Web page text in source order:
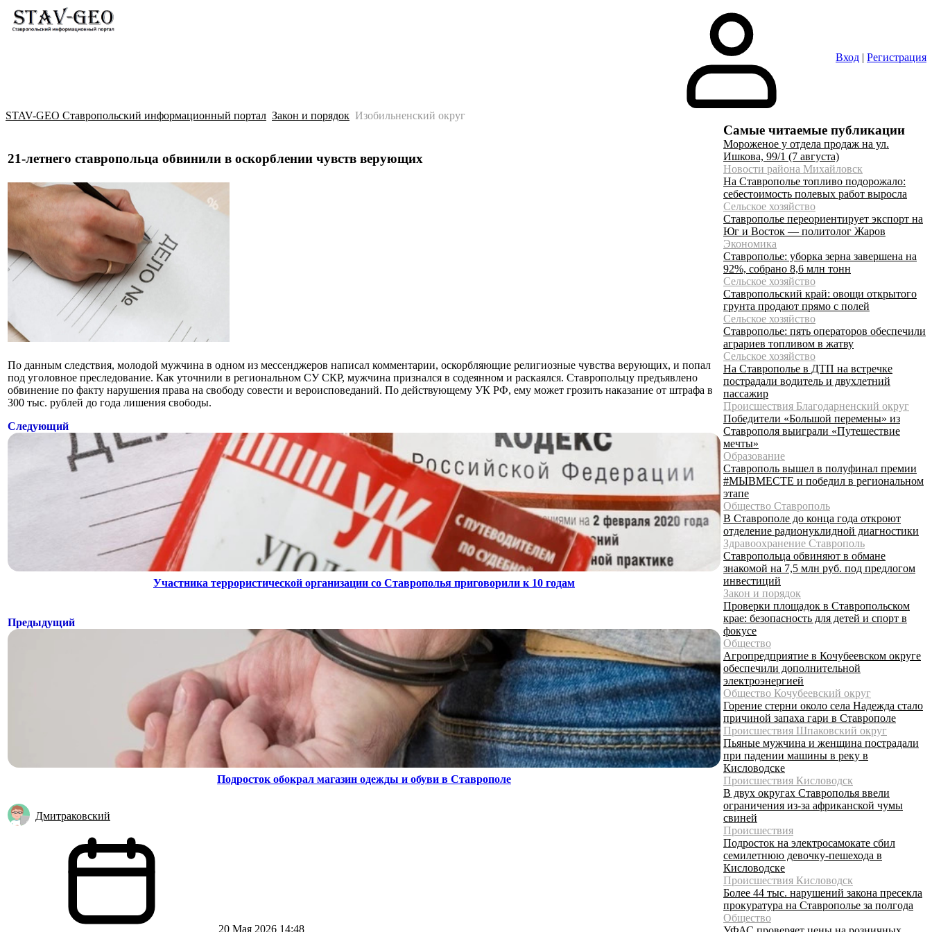
Вход | Регистрация
STAV-GEO Ставропольский информационный портал Закон и порядок Изобильненский округ
21-летнего ставропольца обвинили в оскорблении чувств верующих
По данным следствия, молодой мужчина в одном из мессенджеров написал комментарии, оскорбляющие религиозные чувства верующих, и попал
под уголовное преследование. Как уточнили в региональном СУ СКР, мужчина признался в содеянном и раскаялся. Ставропольцу предъявлено
обвинение по факту нарушения права на свободу совести и вероисповеданий. По действующему УК РФ, ему может грозить наказание от штрафа в
300 тыс. рублей до года лишения свободы.
Следующий
Участника террористической организации со Ставрополья приговорили к 10 годам
Предыдущий
Подросток обокрал магазин одежды и обуви в Ставрополе
Дмитраковский
20 Мая 2026 14:48
Самые читаемые публикации
Мороженое у отдела продаж на ул.
Ишкова, 99/1 (7 августа)
Новости района Михайловск
На Ставрополье топливо подорожало:
себестоимость полевых работ выросла
Сельское хозяйство
Ставрополье переориентирует экспорт на
Юг и Восток — политолог Жаров
Экономика
Ставрополье: уборка зерна завершена на
92%, собрано 8,6 млн тонн
Сельское хозяйство
Ставропольский край: овощи открытого
грунта продают прямо с полей
Сельское хозяйство
Ставрополье: пять операторов обеспечили
аграриев топливом в жатву
Сельское хозяйство
На Ставрополье в ДТП на встречке
пострадали водитель и двухлетний
пассажир
Происшествия Благодарненский округ
Победители «Большой перемены» из
Ставрополя выиграли «Путешествие
мечты»
Образование
Ставрополь вышел в полуфинал премии
#МЫВМЕСТЕ и победил в региональном
этапе
Общество Ставрополь
В Ставрополе до конца года откроют
отделение радионуклидной диагностики
Здравоохранение Ставрополь
Ставропольца обвиняют в обмане
знакомой на 7,5 млн руб. под предлогом
инвестиций
Закон и порядок
Проверки площадок в Ставропольском
крае: безопасность для детей и спорт в
фокусе
Общество
Агропредприятие в Кочубеевском округе
обеспечили дополнительной
электроэнергией
Общество Кочубеевский округ
Горение стерни около села Надежда стало
причиной запаха гари в Ставрополе
Происшествия Шпаковский округ
Пьяные мужчина и женщина пострадали
при падении машины в реку в
Кисловодске
Происшествия Кисловодск
В двух округах Ставрополья ввели
ограничения из-за африканской чумы
свиней
Происшествия
Подросток на электросамокате сбил
семилетнюю девочку-пешехода в
Кисловодске
Происшествия Кисловодск
Более 44 тыс. нарушений закона пресекла
прокуратура на Ставрополье за полгода
Общество